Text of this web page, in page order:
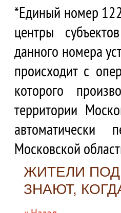
*Единый номер
центры
данного номера
происходит с
которого
территории
автоматически
Московской
ЖИТЕЛИ
ЗНАЮТ,